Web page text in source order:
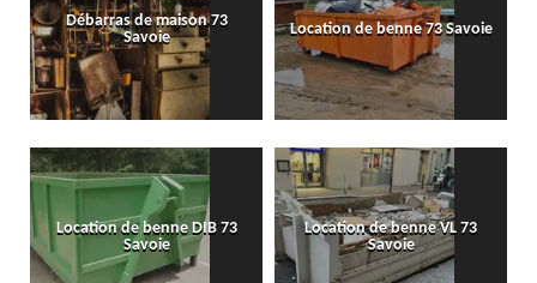
Débarras de maison 73
Savoie
Location de benne 73 Savoie
Location de benne DIB 73
Savoie
Location de benne VL 73
Savoie